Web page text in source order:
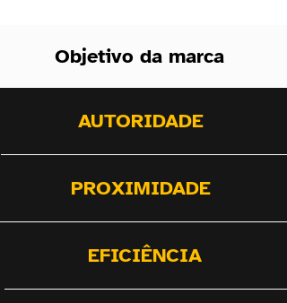
Objetivo da marca
AUTORIDADE
PROXIMIDADE
EFICIÊNCIA